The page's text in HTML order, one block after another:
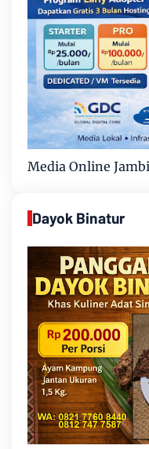
Media Online Jambi
Dayok Binatur